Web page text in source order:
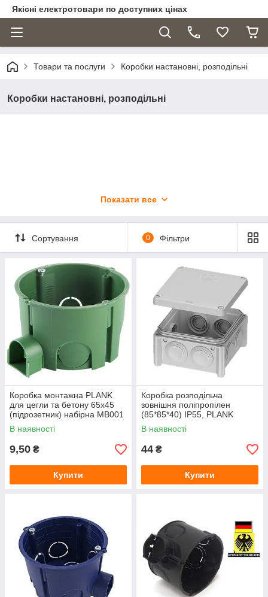
Якісні електротовари по доступних цінах
Товари та послуги Коробки настановні, розподільні
Коробки настановні, розподільні
Показати все
Сортування 0 Фільтри
Коробка монтажна PLANK
для цегли та бетону 65х45
(підрозетник) набірна MB001
В наявності
9,50 ₴
Купити
Коробка розподільча
зовнішня поліпропілен
(85*85*40) IP55, PLANK
В наявності
44 ₴
Купити